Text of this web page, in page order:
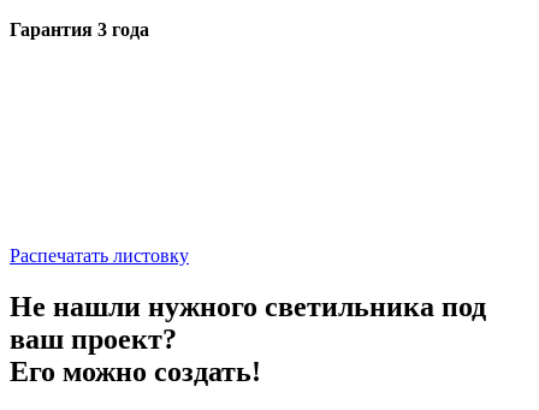
Гарантия 3 года
Распечатать листовку
Не нашли нужного светильника под
ваш проект?
Его можно создать!